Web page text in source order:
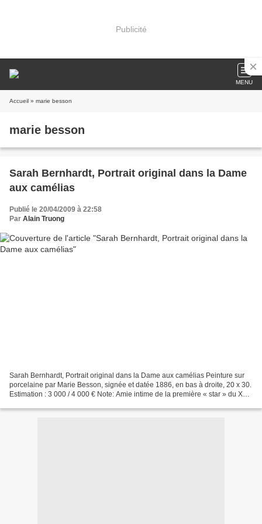
Publicité
MENU
Accueil » marie besson
marie besson
Sarah Bernhardt, Portrait original dans la Dame
aux camélias
Publié le 20/04/2009 à 22:58
Par Alain Truong
Sarah Bernhardt, Portrait original dans la Dame aux camélias Peinture sur
porcelaine par Marie Besson, signée et datée 1886, en bas à droite, 20 x 30.
Estimation : 3 000 / 4 000 € Note: Amie intime de la première « star » du XXe